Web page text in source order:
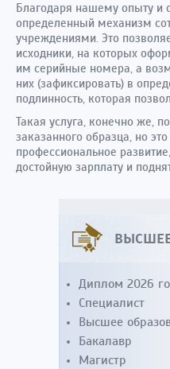
Благодаря нашему опыту и
определенный механизм
учреждениями. Это
исходники, на которых
им серийные номера, а
них (зафиксировать) в
подлинность, которая
Такая услуга, конечно же,
заказанного образца, но
профессиональное
достойную зарплату и
Диплом 2026
Специалист
Высшее
Бакалавр
Магистр